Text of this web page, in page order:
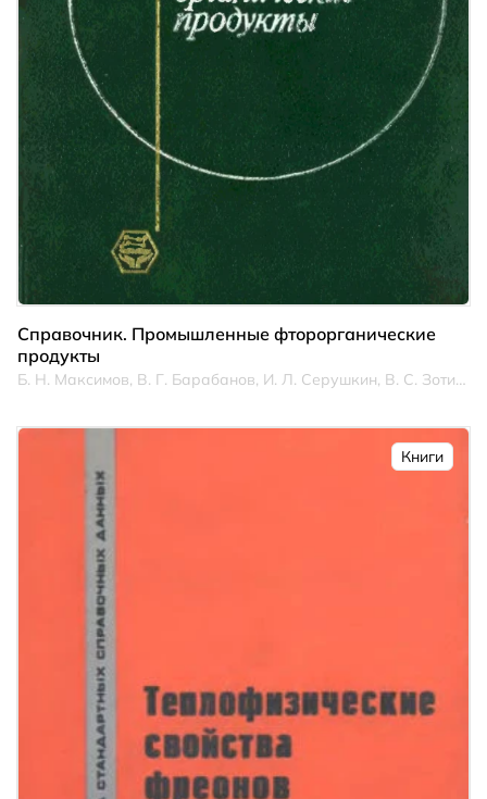
Справочник. Промышленные фторорганические
продукты
Б. Н. Максимов, В. Г. Барабанов, И. Л. Серушкин, В. С. Зотиков, И. А. Семерикова, В. П. Степанов, Н. Г. Сагайдакова, Г. И. Каурова
Книги